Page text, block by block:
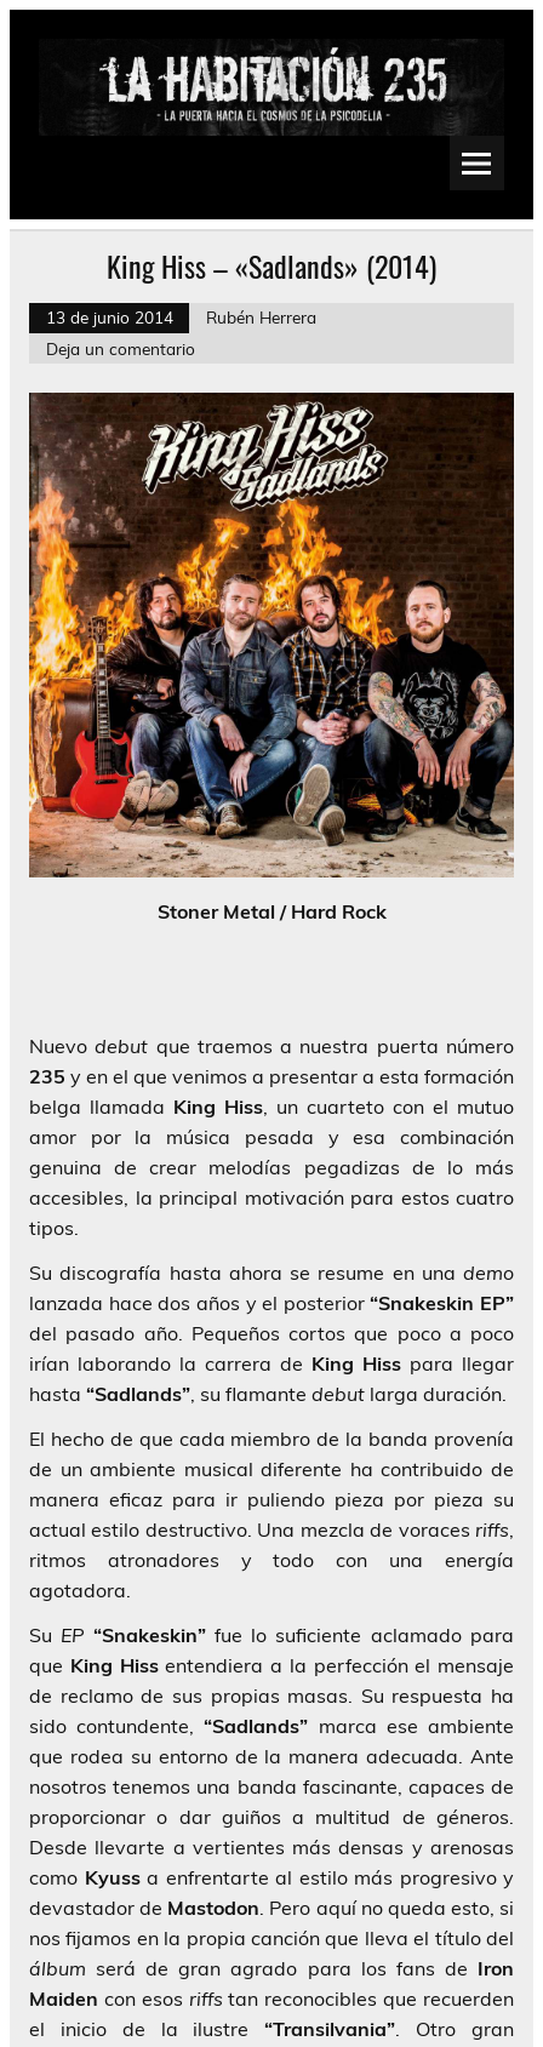
Saltar
Psychedelic, Stoner, Doom, Sludge, Fuzz, Space, Drone
King Hiss – «Sadlands» (2014)
13 de junio 2014
Rubén Herrera
Deja un comentario
Stoner Metal / Hard Rock
Nuevodebut que traemos a nuestra puerta número
235 y en el que venimos a presentar a esta formación
belga llamada King Hiss, un cuarteto con el mutuo
amor por la música pesada y esa combinación
genuina de crear melodías pegadizas de lo más
accesibles, la principal motivación para estos cuatro
tipos.
Su discografía hasta ahora se resume en una demo
lanzada hace dos años y el posterior“Snakeskin EP”
del pasado año. Pequeños cortos que poco a poco
irían laborando la carrera de King Hiss para llegar
hasta “Sadlands”, su flamante debut larga duración.
El hecho de que cada miembro de la banda provenía
de un ambiente musical diferente ha contribuido de
manera eficaz para ir puliendo pieza por pieza su
actual estilo destructivo. Una mezcla de voraces riffs,
ritmos atronadores y todo con una energía
agotadora.
Su EP “Snakeskin”fue lo suficiente aclamado para
que King Hissentendiera a la perfección el mensaje
de reclamo de sus propias masas. Su respuesta ha
sido contundente,“Sadlands” marca ese ambiente
que rodea su entorno de la manera adecuada. Ante
nosotros tenemos una banda fascinante, capaces de
proporcionar o dar guiños a multitud de géneros.
Desde llevarte a vertientes más densas y arenosas
como Kyussa enfrentarte al estilo más progresivo y
devastador de Mastodon. Pero aquí no queda esto, si
nos fijamos en la propia canción que lleva el título del
álbum será de gran agrado para los fans de Iron
Maiden con esos riffs tan reconocibles que recuerden
el inicio de la ilustre“Transilvania”. Otro gran